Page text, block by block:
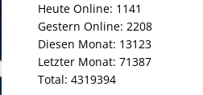
Heute Online: 1141
Gestern Online: 2208
Diesen Monat: 13123
Letzter Monat: 71387
Total: 4319394